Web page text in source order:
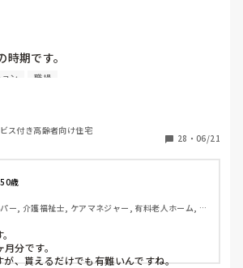
期です。
働いているのですが、みんなはどのくら
のでしょうか？
ン 職場
ス付き高齢者向け住宅
28 ・ 06/21
歳
ー, 介護福祉士, ケアマネジャー, 有料老人ホーム, 小
分です。
が、貰えるだけでも有難いんですね。